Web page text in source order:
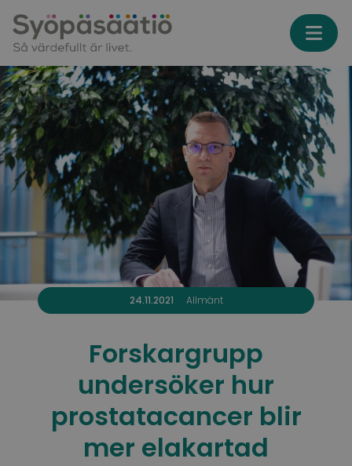
24.11.2021 Allmänt
Forskargrupp
undersöker hur
prostatacancer blir
mer elakartad